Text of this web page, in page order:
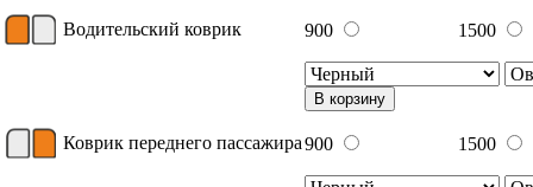
Водительский коврик 900 1500
В корзину
Коврик переднего пассажира900 1500